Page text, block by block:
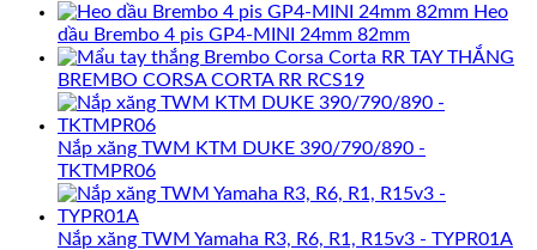
Heo
dầu Brembo 4 pis GP4-MINI 24mm 82mm
TAY THẮNG
BREMBO CORSA CORTA RR RCS19
Nắp xăng TWM KTM DUKE 390/790/890 -
TKTMPR06
Nắp xăng TWM Yamaha R3, R6, R1, R15v3 - TYPR01A